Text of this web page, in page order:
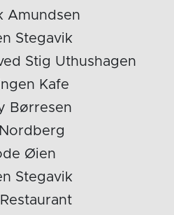
Amundsen
Stegavik
Stig Uthushagen
Kafe
Børresen
Øien
Stegavik